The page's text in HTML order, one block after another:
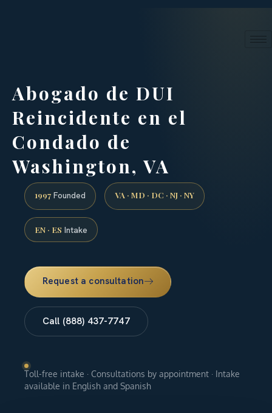
Abogado de DUI
Reincidente en el
Condado de
Washington, VA
1997 Founded VA · MD · DC · NJ · NY
EN · ES Intake
Request a consultation
Call (888) 437-7747
Toll-free intake · Consultations by appointment · Intake
available in English and Spanish